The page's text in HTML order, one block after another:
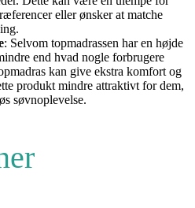
eller ønsker at matche
: Selvom topmadrassen har en højde
end hvad nogle forbrugere
kan give ekstra komfort og
produkt mindre attraktivt for dem,
søvnoplevelse.